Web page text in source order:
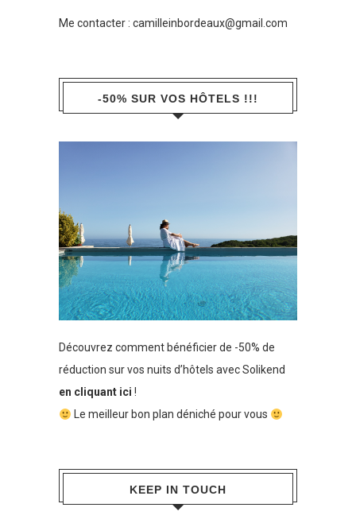
Me contacter : camilleinbordeaux@gmail.com
-50% SUR VOS HÔTELS !!!
Découvrez comment bénéficier de -50% de
réduction sur vos nuits d’hôtels avec Solikend
en cliquant ici !
Le meilleur bon plan déniché pour vous
KEEP IN TOUCH